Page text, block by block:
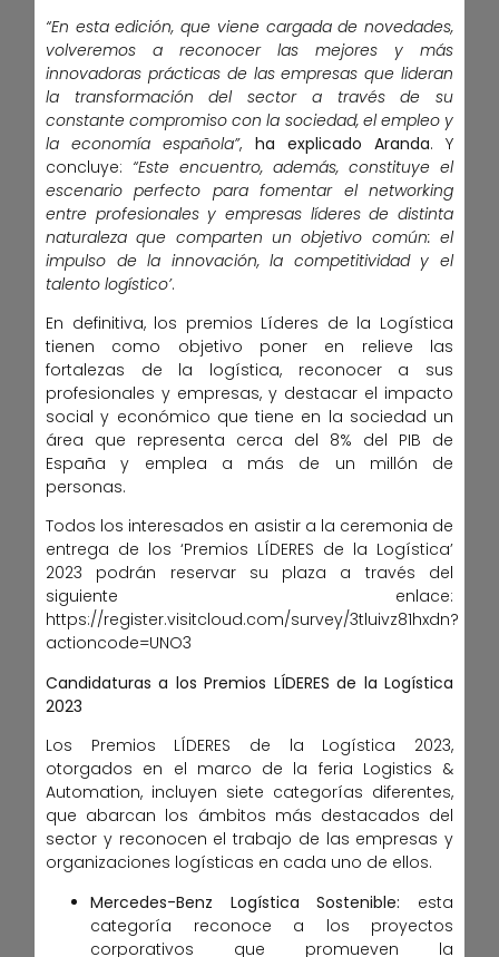
“En esta edición, que viene cargada de novedades,
volveremos a reconocer las mejores y más
innovadoras prácticas de las empresas que lideran
la transformación del sector a través de su
constante compromiso con la sociedad, el empleo y
la economía española”, ha explicado Aranda. Y
concluye: “Este encuentro, además, constituye el
escenario perfecto para fomentar el networking
entre profesionales y empresas líderes de distinta
naturaleza que comparten un objetivo común: el
impulso de la innovación, la competitividad y el
talento logístico’.
En definitiva, los premios Líderes de la Logística
tienen como objetivo poner en relieve las
fortalezas de la logística, reconocer a sus
profesionales y empresas, y destacar el impacto
social y económico que tiene en la sociedad un
área que representa cerca del 8% del PIB de
España y emplea a más de un millón de
personas.
Todos los interesados en asistir a la ceremonia de
entrega de los ‘Premios LÍDERES de la Logística’
2023 podrán reservar su plaza a través del
siguiente enlace:
https://register.visitcloud.com/survey/3tluivz81hxdn?
actioncode=UNO3
Candidaturas a los Premios LÍDERES de la Logística
2023
Los Premios LÍDERES de la Logística 2023,
otorgados en el marco de la feria Logistics &
Automation, incluyen siete categorías diferentes,
que abarcan los ámbitos más destacados del
sector y reconocen el trabajo de las empresas y
organizaciones logísticas en cada uno de ellos.
Mercedes-Benz Logística Sostenible: esta
categoría reconoce a los proyectos
corporativos que promueven la